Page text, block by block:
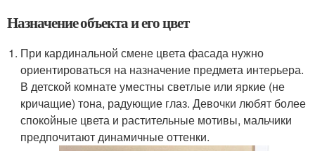
Назначение объекта и его цвет
При кардинальной смене цвета фасада нужно
ориентироваться на назначение предмета интерьера.
В детской комнате уместны светлые или яркие (не
кричащие) тона, радующие глаз. Девочки любят более
спокойные цвета и растительные мотивы, мальчики
предпочитают динамичные оттенки.